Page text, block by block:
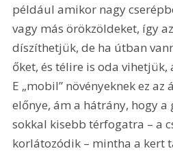
például amikor nagy
vagy más örökzöldeket, így
díszíthetjük, de ha útban
őket, és télire is oda vihetjük,
E „mobil” növényeknek ez
előnye, ám a hátrány, hogy
sokkal kisebb térfogatra – a
korlátozódik – mintha a kert